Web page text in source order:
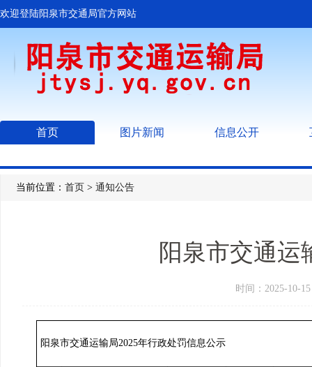
欢迎登陆阳泉市交通局官方网站
首页 图片新闻 信息公开
当前位置： 首页 > 通知公告
阳泉市交通运
时间：2025-
阳泉市交通运输局2025年行政处罚信息公示